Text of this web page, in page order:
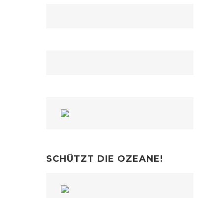
SCHÜTZT DIE OZEANE!